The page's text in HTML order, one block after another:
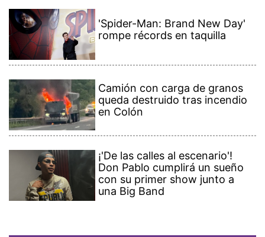
'Spider-Man: Brand New Day'
rompe récords en taquilla
Camión con carga de granos
queda destruido tras incendio
en Colón
¡'De las calles al escenario'!
Don Pablo cumplirá un sueño
con su primer show junto a
una Big Band